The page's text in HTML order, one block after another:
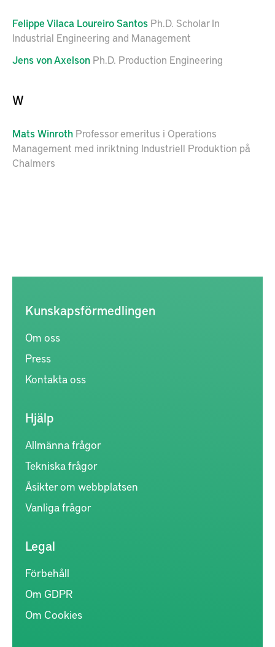
FelippeVilaca Loureiro Santos Ph.D. Scholar In
Industrial Engineering and Management
Jensvon Axelson Ph.D. Production Engineering
W
MatsWinroth Professor emeritus i Operations
Management med inriktning Industriell Produktion på
Chalmers
Kunskapsförmedlingen
Om oss
Press
Kontakta oss
Hjälp
Allmänna frågor
Tekniska frågor
Åsikter om webbplatsen
Vanliga frågor
Legal
Förbehåll
Om GDPR
Om Cookies